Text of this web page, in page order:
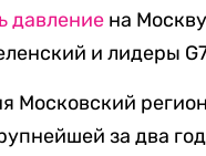
давление на
и лидеры
Московский регион
за два